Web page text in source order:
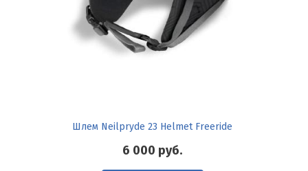
Шлем Neilpryde 23 Helmet Freeride
6 000 руб.